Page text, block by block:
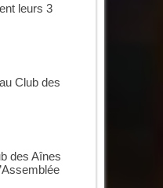
leurs 3
Club des
des Aînes